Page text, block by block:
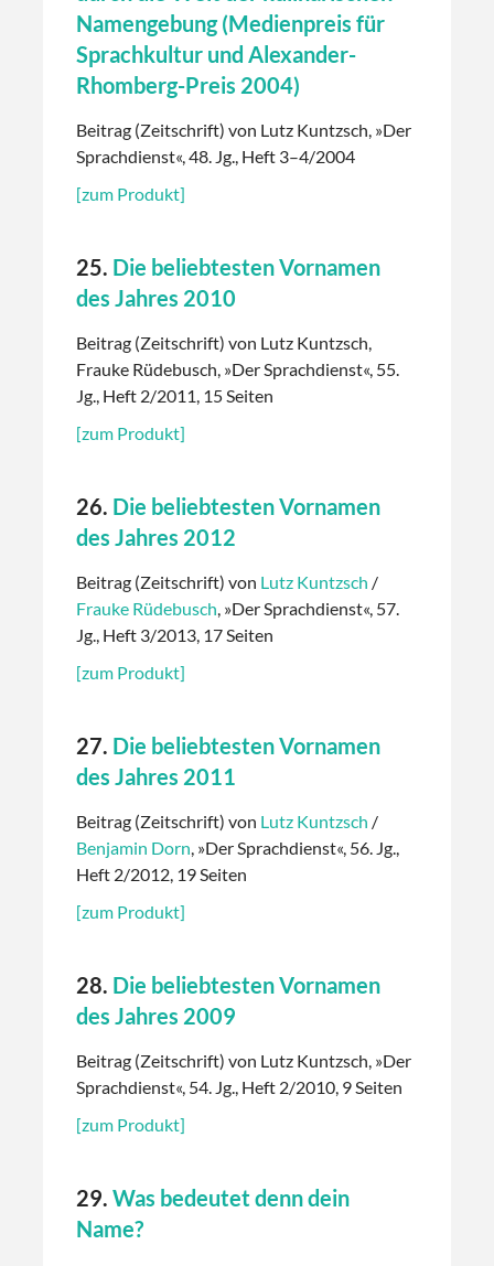
Namengebung (Medienpreis für
Sprachkultur und Alexander-
Rhomberg-Preis 2004)
Beitrag (Zeitschrift) von Lutz Kuntzsch, »Der
Sprachdienst«, 48. Jg., Heft 3–4/2004
[zum Produkt]
25. Die beliebtesten Vornamen
des Jahres 2010
Beitrag (Zeitschrift) von Lutz Kuntzsch,
Frauke Rüdebusch, »Der Sprachdienst«, 55.
Jg., Heft 2/2011, 15 Seiten
[zum Produkt]
26. Die beliebtesten Vornamen
des Jahres 2012
Beitrag (Zeitschrift) von Lutz Kuntzsch /
Frauke Rüdebusch , »Der Sprachdienst«, 57.
Jg., Heft 3/2013, 17 Seiten
[zum Produkt]
27. Die beliebtesten Vornamen
des Jahres 2011
Beitrag (Zeitschrift) von Lutz Kuntzsch /
Benjamin Dorn , »Der Sprachdienst«, 56. Jg.,
Heft 2/2012, 19 Seiten
[zum Produkt]
28. Die beliebtesten Vornamen
des Jahres 2009
Beitrag (Zeitschrift) von Lutz Kuntzsch, »Der
Sprachdienst«, 54. Jg., Heft 2/2010, 9 Seiten
[zum Produkt]
29. Was bedeutet denn dein
Name?